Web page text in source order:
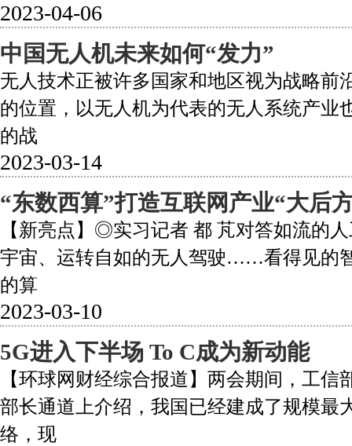
2023-04-06
中国无人机未来如何“发力”
无人技术正被许多国家和地区视为战略前
的位置，以无人机为代表的无人系统产业
的战
2023-03-14
“东数西算”打造互联网产业“大后
【新亮点】◎实习记者 都 芃对答如流的
宇宙、运转自如的无人驾驶……看得见的
的算
2023-03-10
5G进入下半场 To C成为新动能
【环球网财经综合报道】两会期间，工信
部长通道上介绍，我国已经建成了规模最
络，现